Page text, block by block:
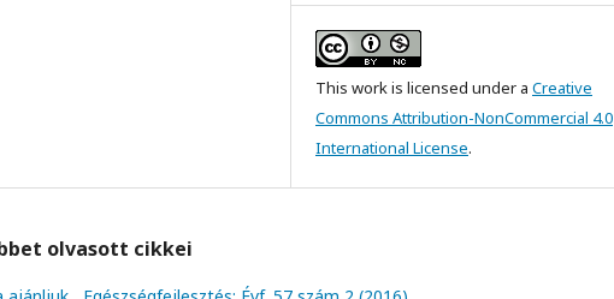
This work is licensed under a Creative
Commons Attribution-NonCommercial 4.0
International License.
olvasott cikkei